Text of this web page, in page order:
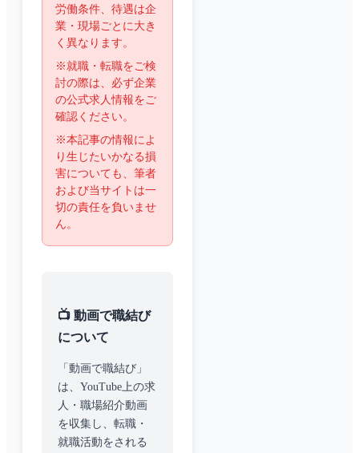
労働条件、待遇は企
業・現場ごとに大き
く異なります。
※就職・転職をご検
討の際は、必ず企業
の公式求人情報をご
確認ください。
※本記事の情報によ
り生じたいかなる損
害についても、筆者
および当サイトは一
切の責任を負いませ
ん。
📺 動画で職結び
について
「動画で職結び」
は、YouTube上の求
人・職場紹介動画
を収集し、転職・
就職活動をされる